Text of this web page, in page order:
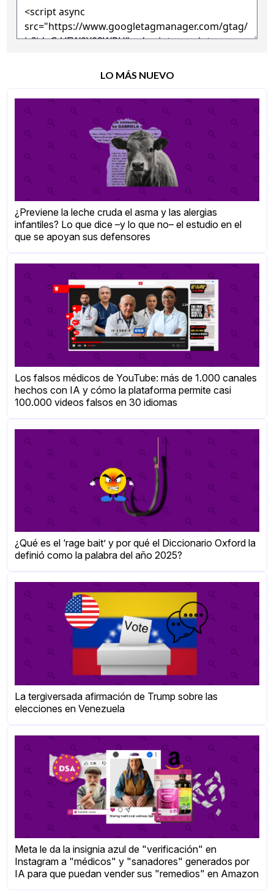
LO MÁS NUEVO
¿Previene la leche cruda el asma y las alergias
infantiles? Lo que dice –y lo que no– el estudio en el
que se apoyan sus defensores
Los falsos médicos de YouTube: más de 1.000 canales
hechos con IA y cómo la plataforma permite casi
100.000 videos falsos en 30 idiomas
¿Qué es el ‘rage bait’ y por qué el Diccionario Oxford la
definió como la palabra del año 2025?
La tergiversada afirmación de Trump sobre las
elecciones en Venezuela
Meta le da la insignia azul de "verificación" en
Instagram a "médicos" y "sanadores" generados por
IA para que puedan vender sus "remedios" en Amazon